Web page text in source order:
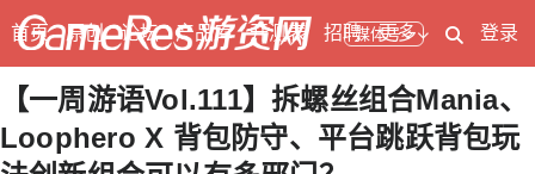
媒体号
首页 原创 论坛 产品库 开测表 招聘 更多 登录
【一周游语Vol.111】拆螺丝组合Mania、
Loophero X 背包防守、平台跳跃背包玩